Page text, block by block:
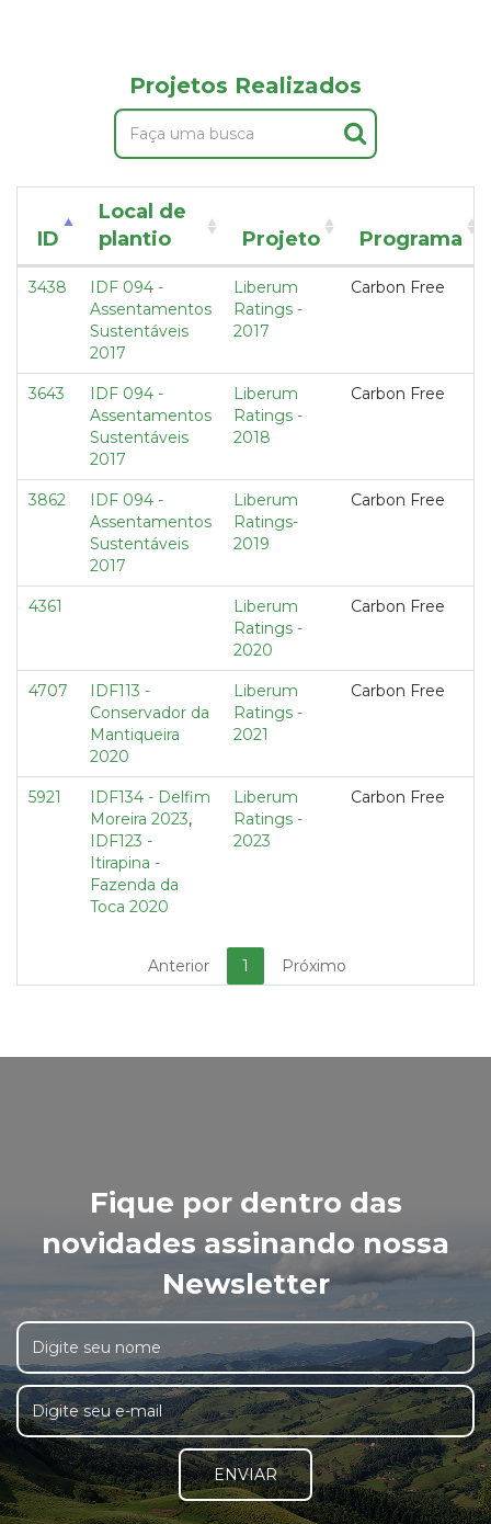
Projetos Realizados
ID
Local de
plantio
Projeto Programa
3438
IDF 094 -
Assentamentos
Sustentáveis
2017
Liberum
Ratings -
2017
Carbon Free
3643
IDF 094 -
Assentamentos
Sustentáveis
2017
Liberum
Ratings -
2018
Carbon Free
3862
IDF 094 -
Assentamentos
Sustentáveis
2017
Liberum
Ratings-
2019
Carbon Free
4361
Liberum
Ratings -
2020
Carbon Free
4707
IDF113 -
Conservador da
Mantiqueira
2020
Liberum
Ratings -
2021
Carbon Free
5921
IDF134 - Delfim
Moreira 2023,
IDF123 -
Itirapina -
Fazenda da
Toca 2020
Liberum
Ratings -
2023
Carbon Free
Anterior 1 Próximo
Fique por dentro das
novidades assinando nossa
Newsletter
ENVIAR